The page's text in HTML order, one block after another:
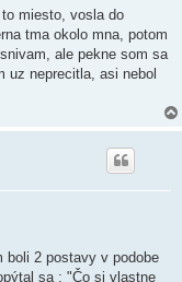
miesto, vosla do
tma okolo mna, potom
ale pekne som sa
uz neprecitla, asi nebol
boli 2 postavy v podobe
sa : "Čo si vlastne